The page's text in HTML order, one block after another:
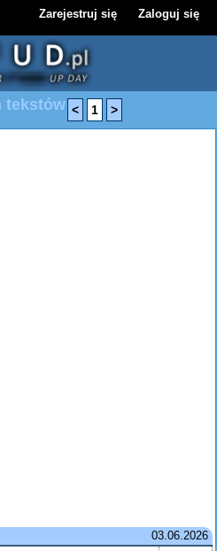
Zarejestruj się Zaloguj się
tekstów < 1 >
03.06.2026